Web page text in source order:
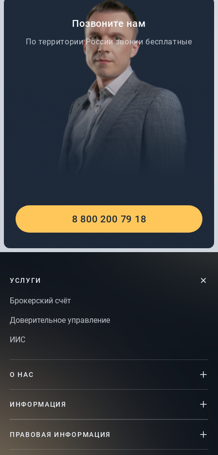
Позвоните нам
По территории России звонки бесплатные
8 800 200 79 18
УСЛУГИ
Брокерский счёт
Доверительное управление
ИИС
О НАС
ИНФОРМАЦИЯ
ПРАВОВАЯ ИНФОРМАЦИЯ